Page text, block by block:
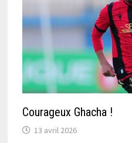
Courageux Ghacha !
13 avril 2026